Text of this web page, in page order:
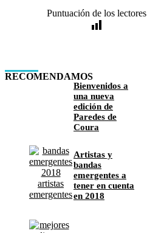
Puntuación de los lectores
RECOMENDAMOS
Bienvenidos a
una nueva
edición de
Paredes de
Coura
Artistas y
bandas
emergentes a
tener en cuenta
en 2018